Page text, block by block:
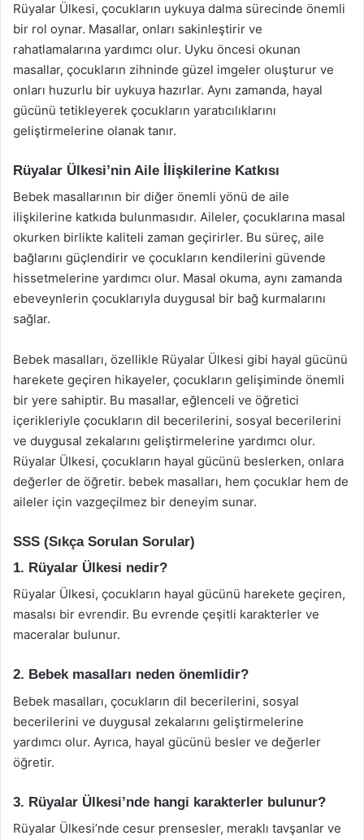
Rüyalar Ülkesi, çocukların uykuya dalma sürecinde önemli
bir rol oynar. Masallar, onları sakinleştirir ve
rahatlamalarına yardımcı olur. Uyku öncesi okunan
masallar, çocukların zihninde güzel imgeler oluşturur ve
onları huzurlu bir uykuya hazırlar. Aynı zamanda, hayal
gücünü tetikleyerek çocukların yaratıcılıklarını
geliştirmelerine olanak tanır.
Rüyalar Ülkesi’nin Aile İlişkilerine Katkısı
Bebek masallarının bir diğer önemli yönü de aile
ilişkilerine katkıda bulunmasıdır. Aileler, çocuklarına masal
okurken birlikte kaliteli zaman geçirirler. Bu süreç, aile
bağlarını güçlendirir ve çocukların kendilerini güvende
hissetmelerine yardımcı olur. Masal okuma, aynı zamanda
ebeveynlerin çocuklarıyla duygusal bir bağ kurmalarını
sağlar.
Bebek masalları, özellikle Rüyalar Ülkesi gibi hayal gücünü
harekete geçiren hikayeler, çocukların gelişiminde önemli
bir yere sahiptir. Bu masallar, eğlenceli ve öğretici
içerikleriyle çocukların dil becerilerini, sosyal becerilerini
ve duygusal zekalarını geliştirmelerine yardımcı olur.
Rüyalar Ülkesi, çocukların hayal gücünü beslerken, onlara
değerler de öğretir. bebek masalları, hem çocuklar hem de
aileler için vazgeçilmez bir deneyim sunar.
SSS (Sıkça Sorulan Sorular)
1. Rüyalar Ülkesi nedir?
Rüyalar Ülkesi, çocukların hayal gücünü harekete geçiren,
masalsı bir evrendir. Bu evrende çeşitli karakterler ve
maceralar bulunur.
2. Bebek masalları neden önemlidir?
Bebek masalları, çocukların dil becerilerini, sosyal
becerilerini ve duygusal zekalarını geliştirmelerine
yardımcı olur. Ayrıca, hayal gücünü besler ve değerler
öğretir.
3. Rüyalar Ülkesi’nde hangi karakterler bulunur?
Rüyalar Ülkesi’nde cesur prensesler, meraklı tavşanlar ve